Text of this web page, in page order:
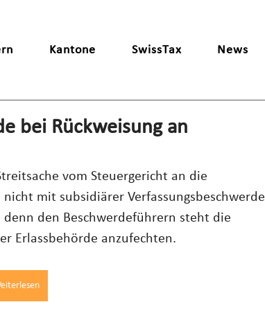
Kantone SwissTax News
bei Rückweisung an
vom Steuergericht an die
mit subsidiärer Verfassungsbeschwerde
den Beschwerdeführern steht die
Erlassbehörde anzufechten.